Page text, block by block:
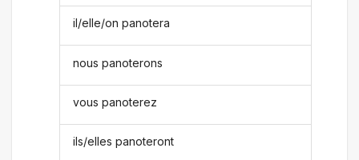
il/elle/on panotera
nous panoterons
vous panoterez
ils/elles panoteront